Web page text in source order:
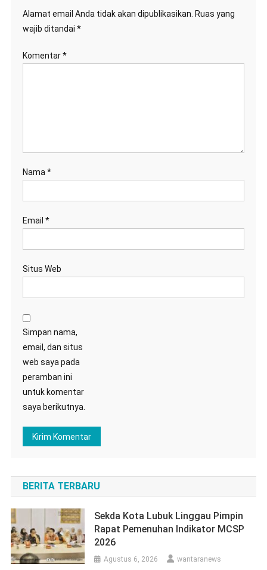
Alamat email Anda tidak akan dipublikasikan. Ruas yang
wajib ditandai *
Komentar*
Nama *
Email *
Situs Web
Simpan nama,
email, dan situs
web saya pada
peramban ini
untuk komentar
saya berikutnya.
BERITA TERBARU
Sekda Kota Lubuk Linggau Pimpin
Rapat Pemenuhan Indikator MCSP
2026
Agustus 6, 2026 wantaranews